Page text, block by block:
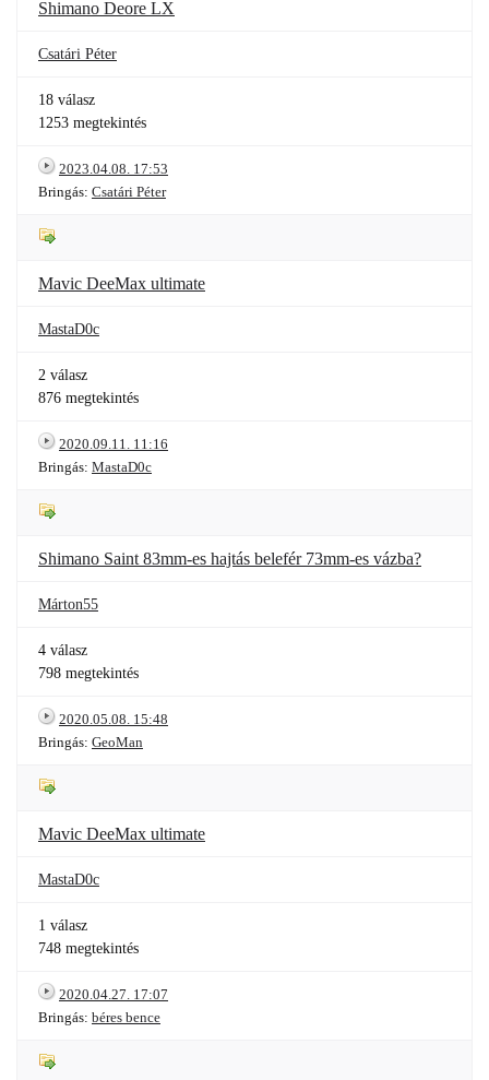
Shimano Deore LX
Csatári Péter
18 válasz
1253 megtekintés
2023.04.08. 17:53
Bringás: Csatári Péter
Mavic DeeMax ultimate
MastaD0c
2 válasz
876 megtekintés
2020.09.11. 11:16
Bringás: MastaD0c
Shimano Saint 83mm-es hajtás belefér 73mm-es vázba?
Márton55
4 válasz
798 megtekintés
2020.05.08. 15:48
Bringás: GeoMan
Mavic DeeMax ultimate
MastaD0c
1 válasz
748 megtekintés
2020.04.27. 17:07
Bringás: béres bence